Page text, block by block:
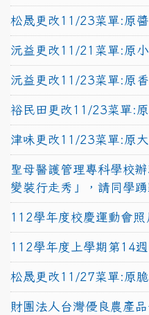
松晟更改11/23菜單:原
沅益更改11/21菜單:原
沅益更改11/23菜單:原
裕民田更改11/23菜單:
津味更改11/23菜單:原
聖母醫護管理專科學校
變裝行走秀」，請同學
112學年度校慶運動會
112學年度上學期第14
松晟更改11/27菜單:原
財團法人台灣優良農產